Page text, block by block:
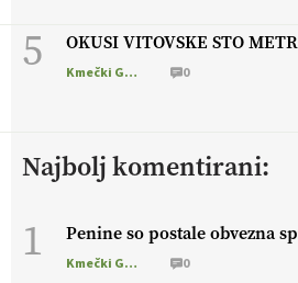
5 OKUSI VITOVSKE STO
Kmečki Glas 0
Najbolj komentirani:
1 Penine so postale obvezna
Kmečki Glas 0